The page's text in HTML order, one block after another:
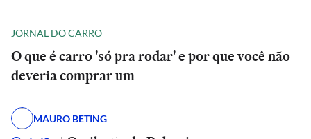
JORNAL DO CARRO
O que é carro 'só pra rodar' e por que você não
deveria comprar um
MAURO BETING